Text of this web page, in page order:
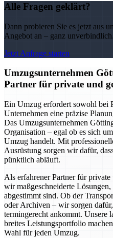
Alle Fragen geklärt?
Dann probieren Sie es jetzt aus
Angebot an – ganz unverbindlich.
Jetzt Anfrage starten
Umzugsunternehmen
Partner für private und
Ein Umzug erfordert sowohl bei
Unternehmen eine präzise
Das Umzugsunternehmen
Organisation – egal ob es sich
Umzug handelt. Mit
Ausrüstung sorgen wir dafür,
pünktlich abläuft.
Als erfahrener Partner für
wir maßgeschneiderte
abgestimmt sind. Ob der
oder Archiven – wir sorgen
termingerecht ankommt. Unsere
breites Leistungsportfolio
Wahl für jeden Umzug.